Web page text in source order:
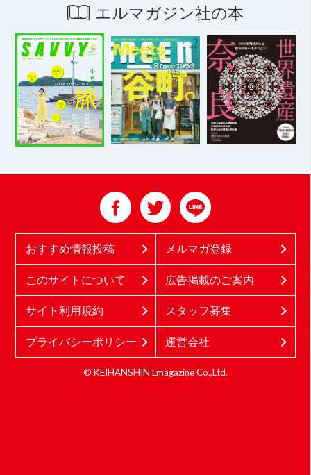
エルマガジン社の本
おすすめ情報投稿 メルマガ登録
このサイトについて 広告掲載のご案内
サイト利用規約 スタッフ募集
プライバシーポリシー 運営会社
© KEIHANSHIN Lmagazine Co.,Ltd.